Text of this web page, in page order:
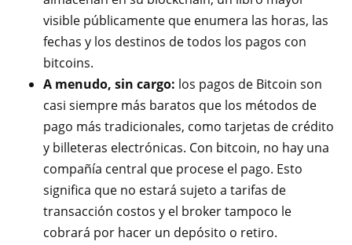
visible públicamente que enumera las horas, las
fechas y los destinos de todos los pagos con
bitcoins.
A menudo, sin cargo: los pagos de Bitcoin son
casi siempre más baratos que los métodos de
pago más tradicionales, como tarjetas de crédito
y billeteras electrónicas. Con bitcoin, no hay una
compañía central que procese el pago. Esto
significa que no estará sujeto a tarifas de
transacción costos y el broker tampoco le
cobrará por hacer un depósito o retiro.